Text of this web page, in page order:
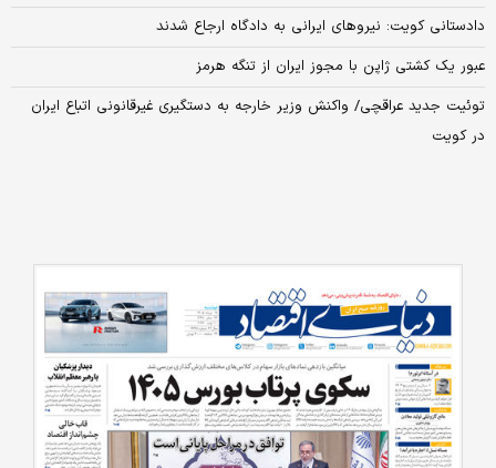
دادستانی کویت: نیروهای ایرانی به دادگاه ارجاع شدند
عبور یک کشتی ژاپن با مجوز ایران از تنگه هرمز
توئیت جدید عراقچی/ واکنش وزیر خارجه به دستگیری غیرقانونی اتباع ایران
در کویت